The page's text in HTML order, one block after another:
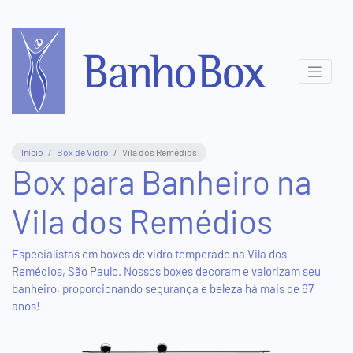
Central
Atendimento
3831-
8411
(11)
95577-
5816
Show
Início Box de Vidro Vila dos Remédios
Box para Banheiro na
Vila dos Remédios
Especialistas em boxes de vidro temperado na Vila dos
Remédios, São Paulo. Nossos boxes decoram e valorizam seu
banheiro, proporcionando segurança e beleza há mais de 67
anos!